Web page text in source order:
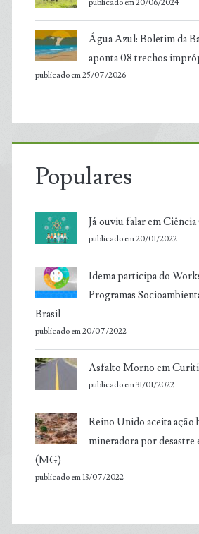
publicado em 20/06/2024
Água Azul: Boletim da
aponta 08 trechos
publicado em 25/07/2026
Populares
Já ouviu falar em Ciência
publicado em 20/01/2022
Idema participa do
Programas
Brasil
publicado em 20/07/2022
Asfalto Morno em
publicado em 31/01/2022
Reino Unido aceita
mineradora por desastre
(MG)
publicado em 13/07/2022